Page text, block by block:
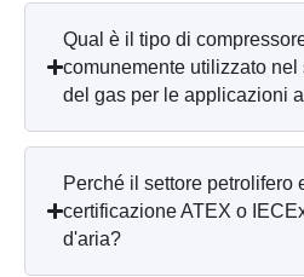
Qual è il tipo di
comunemente utilizzato nel
del gas per le applicazioni
Perché il settore petrolifero
certificazione ATEX o
d'aria?